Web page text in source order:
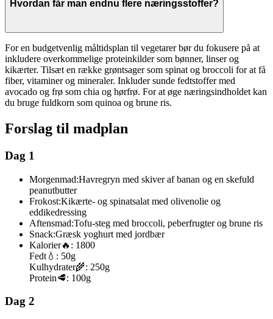
Hvordan får man endnu flere næringsstoffer?
For en budgetvenlig måltidsplan til vegetarer bør du fokusere på at
inkludere overkommelige proteinkilder som bønner, linser og
kikærter. Tilsæt en række grøntsager som spinat og broccoli for at få
fiber, vitaminer og mineraler. Inkluder sunde fedtstoffer med
avocado og frø som chia og hørfrø. For at øge næringsindholdet kan
du bruge fuldkorn som quinoa og brune ris.
Forslag til madplan
Dag 1
Morgenmad:Havregryn med skiver af banan og en skefuld
peanutbutter
Frokost:Kikærte- og spinatsalat med olivenolie og
eddikedressing
Aftensmad:Tofu-steg med broccoli, peberfrugter og brune ris
Snack:Græsk yoghurt med jordbær
Kalorier🔥: 1800
Fedt 💧: 50g
Kulhydrater🌾: 250g
Protein🥩: 100g
Dag 2